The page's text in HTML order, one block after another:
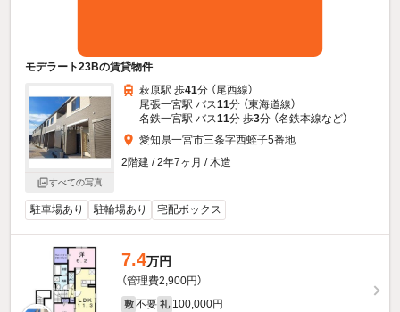
モデラート23Bの賃貸物件
すべての写真
萩原駅 歩41分 （尾西線）
尾張一宮駅 バス11分 （東海道線）
名鉄一宮駅 バス11分 歩3分 （名鉄本線など）
愛知県一宮市三条字西蛭子5番地
2階建 / 2年7ヶ月 / 木造
駐車場あり 駐輪場あり 宅配ボックス
7.4万円
（管理費2,900円）
敷 不要 礼 100,000円